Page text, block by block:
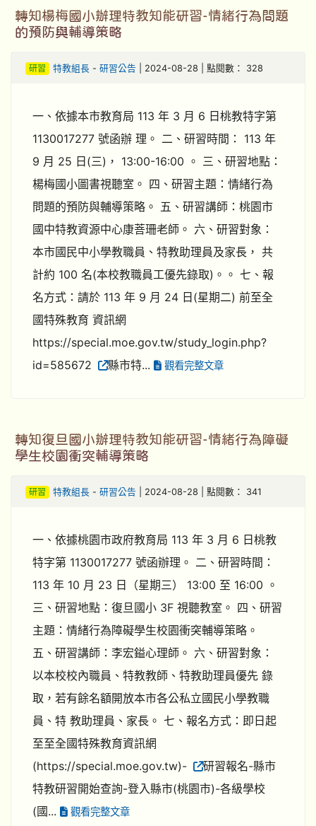
轉知楊梅國小辦理特教知能研習-情緒行為問題
的預防與輔導策略
研習 特教組長- 研習公告 | 2024-08-28 | 點閱數： 328
一、依據本市教育局 113 年 3 月 6 日桃教特字第
1130017277 號函辦 理。 二、研習時間： 113 年
9 月 25 日(三)， 13:00-16:00 。 三、研習地點：
楊梅國小圖書視聽室。 四、研習主題：情緒行為
問題的預防與輔導策略。 五、研習講師：桃園市
國中特教資源中心康菩珊老師。 六、研習對象：
本市國民中小學教職員、特教助理員及家長， 共
計約 100 名(本校教職員工優先錄取)。。 七、報
名方式：請於 113 年 9 月 24 日(星期二) 前至全
國特殊教育 資訊網
https://special.moe.gov.tw/study_login.php?
id=585672
縣市特... 觀看完整文章
轉知復旦國小辦理特教知能研習-情緒行為障礙
學生校園衝突輔導策略
研習 特教組長- 研習公告 | 2024-08-28 | 點閱數： 341
一、依據桃園市政府教育局 113 年 3 月 6 日桃教
特字第 1130017277 號函辦理。 二、研習時間：
113 年 10 月 23 日（星期三） 13:00 至 16:00 。
三、研習地點：復旦國小 3F 視聽教室。 四、研習
主題：情緒行為障礙學生校園衝突輔導策略。
五、研習講師：李宏鎰心理師。 六、研習對象：
以本校校內職員、特教教師、特教助理員優先 錄
取，若有餘名額開放本市各公私立國民小學教職
員、特 教助理員、家長。 七、報名方式：即日起
至至全國特殊教育資訊網
(https://special.moe.gov.tw)-
研習報名-縣市
特教研習開始查詢-登入縣市(桃園市)-各級學校
(國...
觀看完整文章